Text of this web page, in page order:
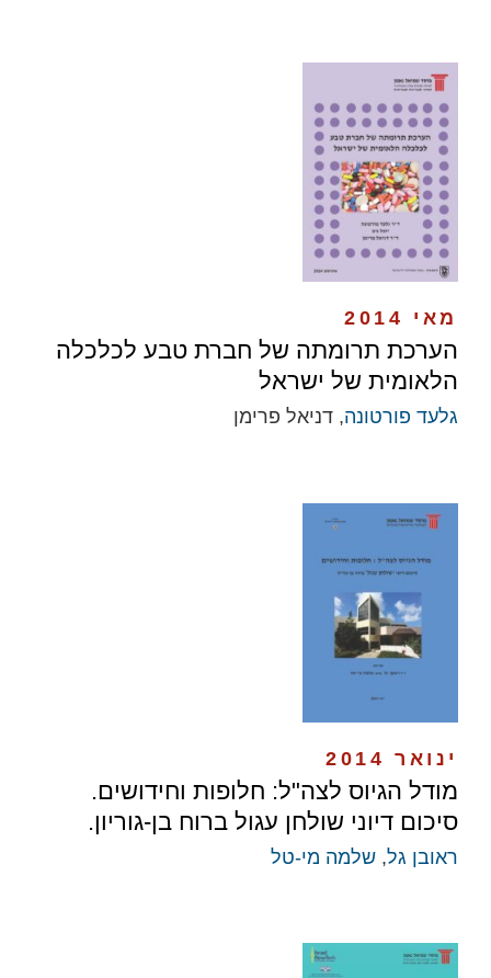
מאי 2014
הערכת תרומתה של חברת טבע לכלכלה
הלאומית של ישראל
גלעד פורטונה, דניאל פרימן
ינואר 2014
מודל הגיוס לצה"ל: חלופות וחידושים.
סיכום דיוני שולחן עגול ברוח בן-גוריון.
ראובן גל, שלמה מי-טל